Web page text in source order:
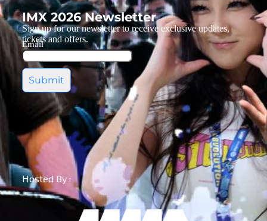
IMX 2026 Newsletter
Sign up for our newsletter to receive exclusive updates,
tickets and offers.
Email
Submit
Hosted By :